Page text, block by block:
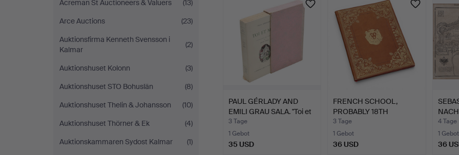
Acreman St Auctioneers & Valuers
(13)
Arce Auctions
(23)
Auktionsfirma Kenneth Svensson i
Kalmar
(2)
Auktionshuset Kolonn
(3)
Auktionshuset STO Bohuslän
(8)
Auktionshuset Thelin & Johansson
(10)
Auktionshuset Thörner & Ek
(4)
Auktionskammaren Sydost Kalmar
(1)
PAUL GÉRLADY AND
EMILI GRAU SALA. "Toi et
…
3 Tage
1 Gebot
35 USD
FRENCH SCHOOL,
PROBABLY 18TH
CENTURY. Einb…
3 Tage
1 Gebot
36 USD
4 Tage
1 Gebot
36